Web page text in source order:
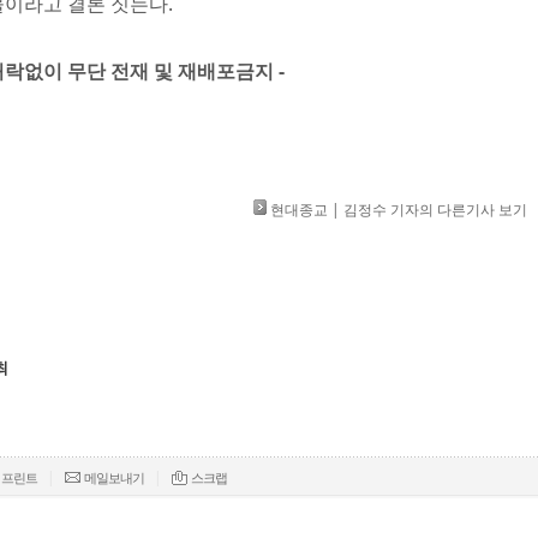
없이 무단 전재 및 재배포금지 -
현대종교 | 김정수 기자의 다른기사 보기
프린트 메일보내기 스크랩